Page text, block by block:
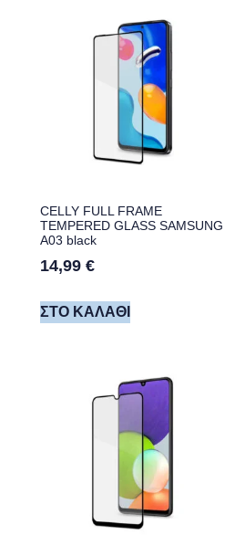
CELLY FULL FRAME
TEMPERED GLASS SAMSUNG
A03 black
14,99 €
ΣΤΟ ΚΑΛΆΘΙ